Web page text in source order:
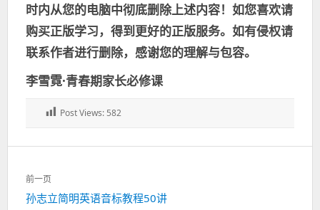
时内从您的电脑中彻底删除上述内容！如您喜欢请
购买正版学习，得到更好的正版服务。如有侵权请
联系作者进行删除，感谢您的理解与包容。
李雪霓·青春期家长必修课
Post Views: 582
文
章
导
前一页
上
孙志立简明英语音标教程50讲